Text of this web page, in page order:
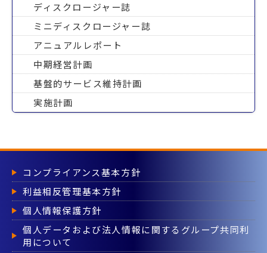
ディスクロージャー誌
ミニディスクロージャー誌
アニュアルレポート
中期経営計画
基盤的サービス維持計画
実施計画
コンプライアンス基本方針
利益相反管理基本方針
個人情報保護方針
個人データおよび法人情報に関するグループ共同利
用について